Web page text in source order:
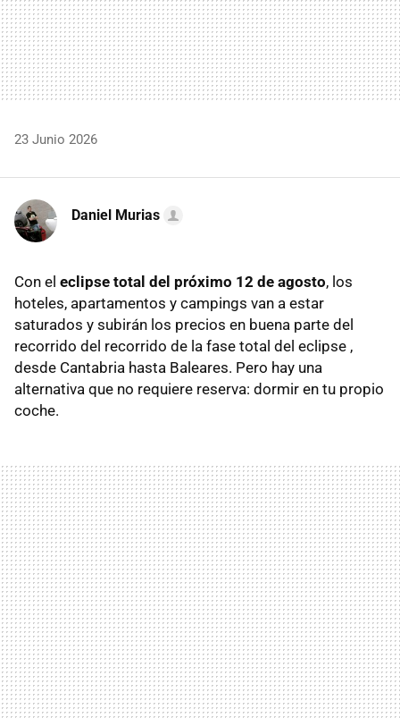
23 Junio 2026
Daniel Murias
Con el eclipse total del próximo 12 de agosto, los
hoteles, apartamentos y campings van a estar
saturados y subirán los precios en buena parte del
recorrido del recorrido de la fase total del eclipse ,
desde Cantabria hasta Baleares. Pero hay una
alternativa que no requiere reserva: dormir en tu propio
coche.